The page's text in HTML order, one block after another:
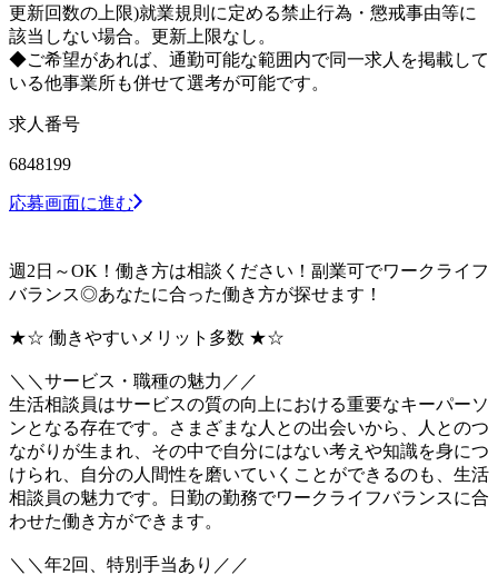
更新回数の上限)就業規則に定める禁止行為・懲戒事由等に
該当しない場合。更新上限なし。
◆ご希望があれば、通勤可能な範囲内で同一求人を掲載して
いる他事業所も併せて選考が可能です。
求人番号
6848199
応募画面に進む
週2日～OK！働き方は相談ください！副業可でワークライフ
バランス◎あなたに合った働き方が探せます！
★☆ 働きやすいメリット多数 ★☆
＼＼サービス・職種の魅力／／
生活相談員はサービスの質の向上における重要なキーパーソ
ンとなる存在です。さまざまな人との出会いから、人とのつ
ながりが生まれ、その中で自分にはない考えや知識を身につ
けられ、自分の人間性を磨いていくことができるのも、生活
相談員の魅力です。日勤の勤務でワークライフバランスに合
わせた働き方ができます。
＼＼年2回、特別手当あり／／